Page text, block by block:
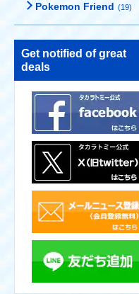
Pokemon Friend (19)
Get notified of great
deals